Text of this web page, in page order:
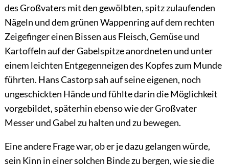
des Großvaters mit den gewölbten, spitz zulaufenden
Nägeln und dem grünen Wappenring auf dem rechten
Zeigefinger einen Bissen aus Fleisch, Gemüse und
Kartoffeln auf der Gabelspitze anordneten und unter
einem leichten Entgegenneigen des Kopfes zum Munde
führten. Hans Castorp sah auf seine eigenen, noch
ungeschickten Hände und fühlte darin die Möglichkeit
vorgebildet, späterhin ebenso wie der Großvater
Messer und Gabel zu halten und zu bewegen.
Eine andere Frage war, ob er je dazu gelangen würde,
sein Kinn in einer solchen Binde zu bergen, wie sie die